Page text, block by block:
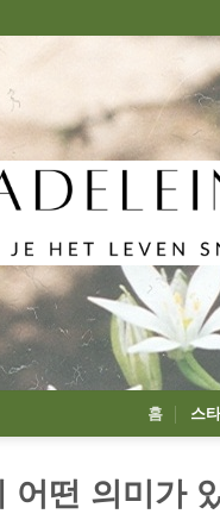
홈 스
떤 의미가